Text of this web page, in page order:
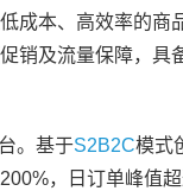
成本、高效率的
销及流量保障，具
。基于S2B2C模式
，日订单峰值